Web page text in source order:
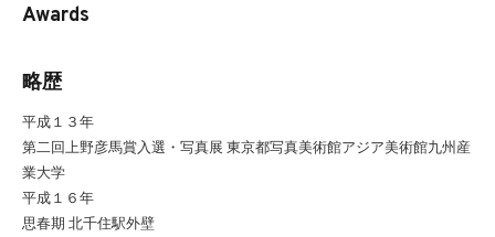
Awards
略歴
平成１３年
第二回上野彦馬賞入選・写真展 東京都写真美術館アジア美術館九州産
業大学
平成１６年
思春期 北千住駅外壁